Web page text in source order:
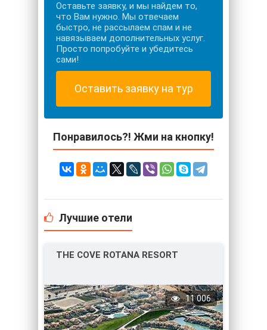
Оставьте заявку, и мы найдем то,
что Вам нужно. Мы отвечаем
быстро, не рассылаем спам и не
навязываем дополнительных услуг.
Просто попробуйте и убедитесь
сами!
Оставить заявку на тур
Понравилось?! Жми на кнопку!
Лучшие отели
THE COVE ROTANA RESORT
11 006